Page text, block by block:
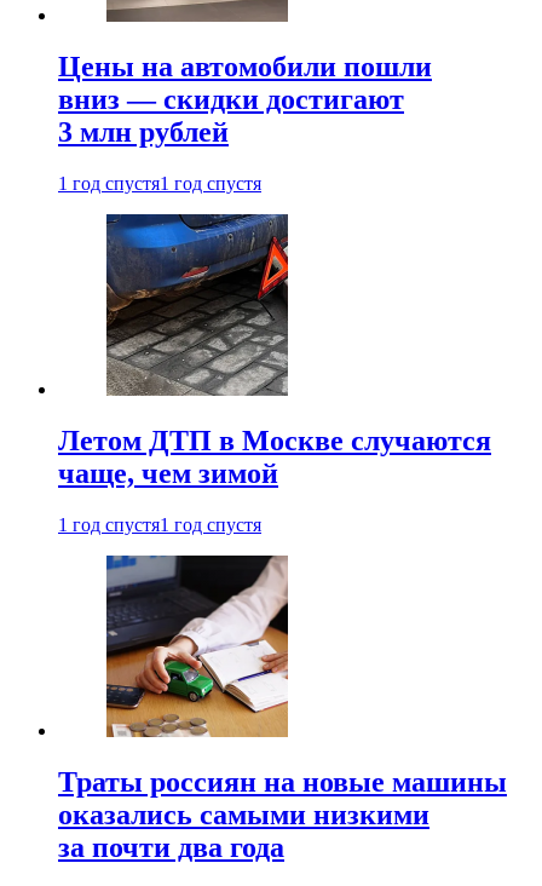
Цены на автомобили пошли
вниз — скидки достигают
3 млн рублей
1 год спустя1 год спустя
Летом ДТП в Москве случаются
чаще, чем зимой
1 год спустя1 год спустя
Траты россиян на новые машины
оказались самыми низкими
за почти два года